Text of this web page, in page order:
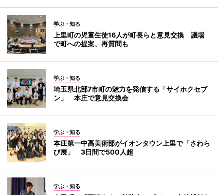
学ぶ・知る
上里町の児童生徒16人が町長らと意見交換 議場
で町への提案、再質問も
学ぶ・知る
埼玉県北部7市町の魅力を発信する「サイホクセブ
ン」 本庄で意見交換会
学ぶ・知る
本庄第一中高美術部がイオンタウン上里で「さわら
び展」 3日間で500人超
学ぶ・知る